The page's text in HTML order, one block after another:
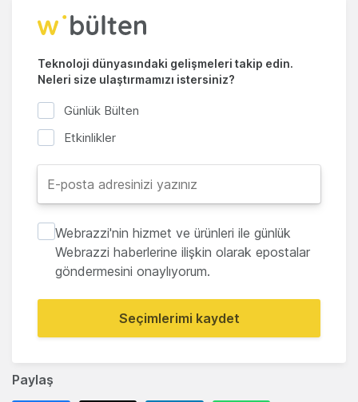
Paylaş
Teknoloji dünyasındaki gelişmeleri takip edin.
Neleri size ulaştırmamızı istersiniz?
Günlük Bülten
Etkinlikler
Webrazzi'nin hizmet ve ürünleri ile günlük
Webrazzi haberlerine ilişkin olarak epostalar
göndermesini onaylıyorum.
Seçimlerimi kaydet